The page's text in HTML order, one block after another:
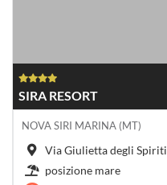
SIRA RESORT
NOVA SIRI MARINA (MT)
Via Giulietta degli Spiriti
posizione mare